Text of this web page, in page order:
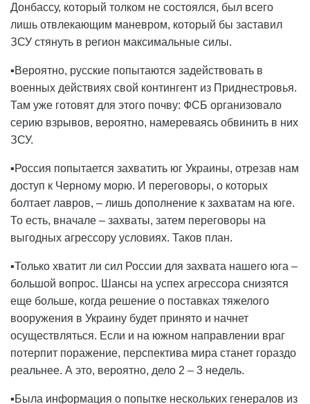
Донбассу, который толком не состоялся, был всего
лишь отвлекающим маневром, который бы заставил
ЗСУ стянуть в регион максимальные силы.
▪️Вероятно, русские попытаются задействовать в
военных действиях свой контингент из Приднестровья.
Там уже готовят для этого почву: ФСБ организовало
серию взрывов, вероятно, намереваясь обвинить в них
ЗСУ.
▪️Россия попытается захватить юг Украины, отрезав нам
доступ к Черному морю. И переговоры, о которых
болтает лавров, – лишь дополнение к захватам на юге.
То есть, вначале – захваты, затем переговоры на
выгодных агрессору условиях. Таков план.
▪️Только хватит ли сил России для захвата нашего юга –
большой вопрос. Шансы на успех агрессора снизятся
еще больше, когда решение о поставках тяжелого
вооружения в Украину будет принято и начнет
осуществляться. Если и на южном направлении враг
потерпит поражение, перспектива мира станет гораздо
реальнее. А это, вероятно, дело 2 – 3 недель.
▪️Была информация о попытке нескольких генералов из